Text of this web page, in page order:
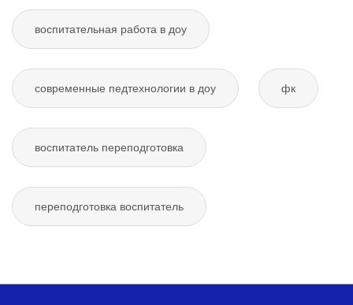
воспитательная работа в доу
современные педтехнологии в доу фк
воспитатель переподготовка
переподготовка воспитатель